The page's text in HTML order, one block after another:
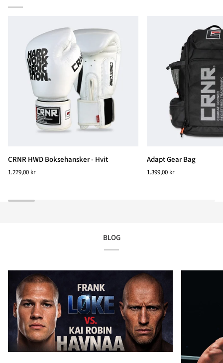
CRNR
HWD
Boksehansker
Hvit
CRNR HWD Boksehansker - Hvit
1.279,00 kr
Adapt
Gear
Bag
Adapt Gear Bag
1.399,00 kr
BLOG